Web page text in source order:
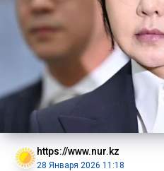
https://www.nur.kz
28 Января 2026 11:18